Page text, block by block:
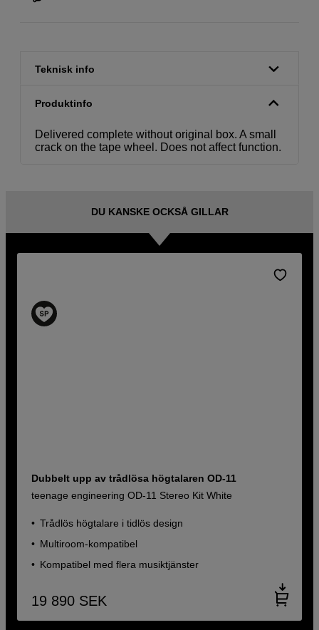
Teknisk info
Produktinfo
Delivered complete without original box. A small
crack on the tape wheel. Does not affect function.
DU KANSKE OCKSÅ GILLAR
Dubbelt upp av trådlösa högtalaren OD-11
teenage engineering OD-11 Stereo Kit White
Trådlös högtalare i tidlös design
Multiroom-kompatibel
Kompatibel med flera musiktjänster
19 890 SEK